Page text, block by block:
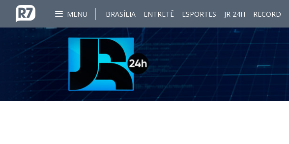
MENU BRASÍLIA ENTRETÊ ESPORTES JR 24H RECORD